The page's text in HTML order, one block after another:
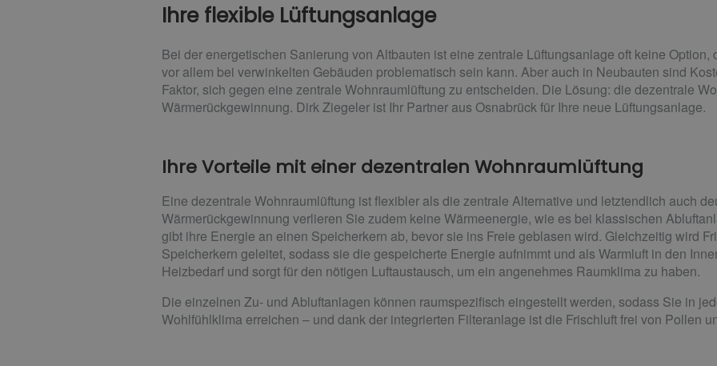
Ihre flexible Lüftungsanlage
Bei der energetischen Sanierung von Altbauten ist eine zentrale Lüftungsanlage oft keine
vor allem bei verwinkelten Gebäuden problematisch sein kann. Aber auch in Neubauten sind
Faktor, sich gegen eine zentrale Wohnraumlüftung zu entscheiden. Die Lösung: die dezentrale
Wärmerückgewinnung. Dirk Ziegeler ist Ihr Partner aus Osnabrück für Ihre neue Lüftungsanlage.
Ihre Vorteile mit einer dezentralen Wohnraumlüftung
Eine dezentrale Wohnraumlüftung ist flexibler als die zentrale Alternative und letztendlich auch
Wärmerückgewinnung verlieren Sie zudem keine Wärmeenergie, wie es bei klassischen
gibt ihre Energie an einen Speicherkern ab, bevor sie ins Freie geblasen wird. Gleichzeitig wird
Speicherkern geleitet, sodass sie die gespeicherte Energie aufnimmt und als Warmluft in den
Heizbedarf und sorgt für den nötigen Luftaustausch, um ein angenehmes Raumklima zu haben.
Die einzelnen Zu- und Abluftanlagen können raumspezifisch eingestellt werden, sodass Sie in
Wohlfühlklima erreichen – und dank der integrierten Filteranlage ist die Frischluft frei von Pollen